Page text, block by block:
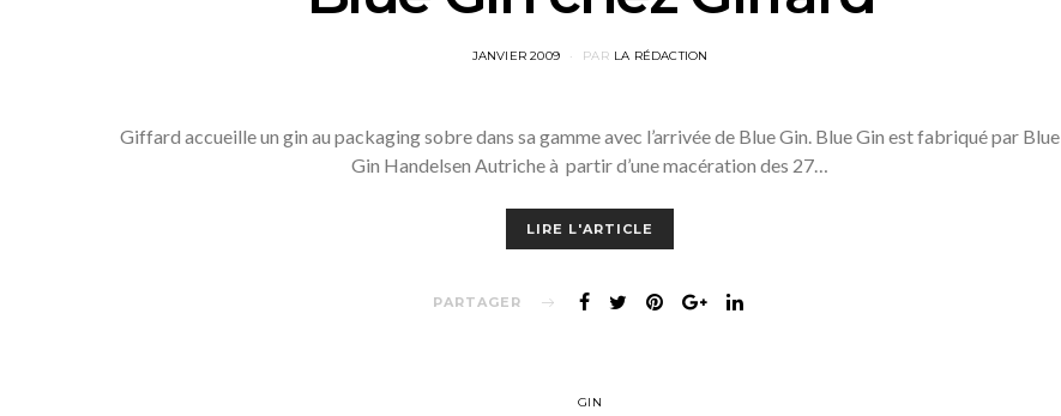
POSTED
JANVIER 2009 PAR LA RÉDACTION
Giffard accueille un gin au packaging sobre dans sa gamme avec l’arrivée de Blue Gin. Blue Gin est fabriqué par Blue
Gin Handelsen Autriche à partir d’une macération des 27…
LIRE L'ARTICLE
PARTAGER
GIN